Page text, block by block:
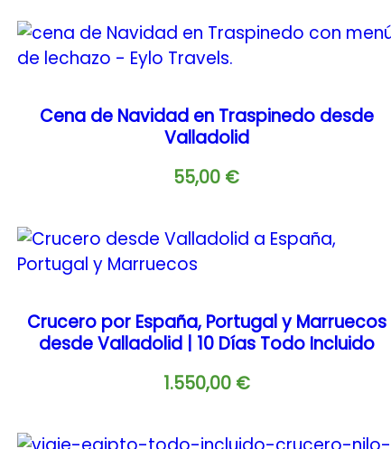
Cena de Navidad en Traspinedo desde
Valladolid
55,00 €
Crucero por España, Portugal y Marruecos
desde Valladolid | 10 Días Todo Incluido
1.550,00 €